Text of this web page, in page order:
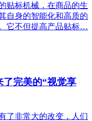
贴标机械，在商品的生
自身的智能化和高质的
它不但提高产品贴标…
完美的“视觉享
了非常大的改变，人们